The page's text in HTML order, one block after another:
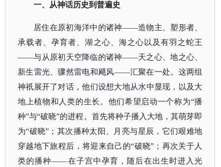
一、从神话历史到普遍史
居住在原初海洋中的诸神——造物主、塑形者、
承载者、孕育者、湖之心、海之心以及有羽之蛇王
——与从原初天空降临的诸神——天之心、地之心、
新生雷光、骤然雷电和飓风——汇聚在一处。这两组
神祇展开了对话，他们设想大地从水中显现，以及大
地上植物和人类的生长。他们希望启动一个称为“播
种”与“破晓”的进程。首先将种子播入大地，其萌芽即
为“破晓”；其次播种太阳、月亮与星辰，它们艰难地
穿越地下旅程后，将迎来自己的“破晓”；再次关于人
类的播种——在子宫中孕育，随后在出生时进入光